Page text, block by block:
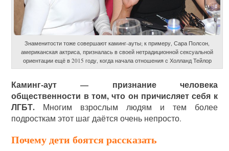
Знаменитости тоже совершают каминг-ауты; к примеру, Сара Полсон,
американская актриса, призналась в своей нетрадиционной сексуальной
ориентации ещё в 2015 году, когда начала отношения с Холланд Тейлор
Каминг-аут — признание человека
общественности в том, что он причисляет себя к
ЛГБТ. Многим взрослым людям и тем более
подросткам этот шаг даётся очень непросто.
Почему дети боятся рассказать